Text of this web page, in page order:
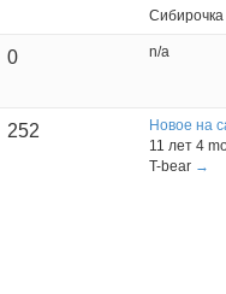
Сибирочка
0 n/a
252
Новое на
11 лет 4
T-bear →